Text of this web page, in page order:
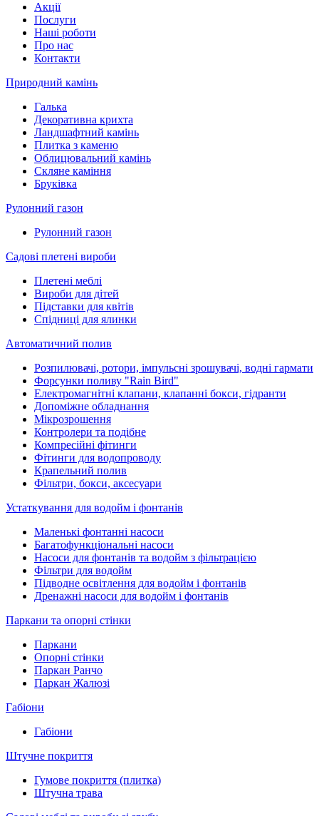
Акції
Послуги
Наші роботи
Про нас
Контакти
Природний камінь
Галька
Декоративна крихта
Ландшафтний камінь
Плитка з каменю
Облицювальний камінь
Скляне каміння
Бруківка
Рулонний газон
Рулонний газон
Садові плетені вироби
Плетені меблі
Вироби для дітей
Підставки для квітів
Спідниці для ялинки
Автоматичний полив
Розпилювачі, ротори, імпульсні зрошувачі, водні гармати
Форсунки поливу "Rain Bird"
Електромагнітні клапани, клапанні бокси, гідранти
Допоміжне обладнання
Мікрозрошення
Контролери та подібне
Компресійні фітинги
Фітинги для водопроводу
Крапельний полив
Фільтри, бокси, аксесуари
Устаткування для водойм і фонтанів
Маленькі фонтанні насоси
Багатофункціональні насоси
Насоси для фонтанів та водойм з фільтрацією
Фільтри для водойм
Підводне освітлення для водойм і фонтанів
Дренажні насоси для водойм і фонтанів
Паркани та опорні стінки
Паркани
Опорні стінки
Паркан Ранчо
Паркан Жалюзі
Габіони
Габіони
Штучне покриття
Гумове покриття (плитка)
Штучна трава